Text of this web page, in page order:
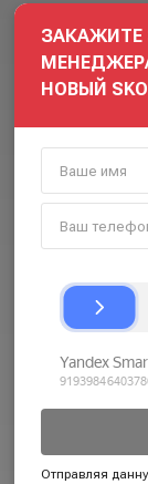
ЗАКАЖИТЕ
НОВЫЙ
Отправляя